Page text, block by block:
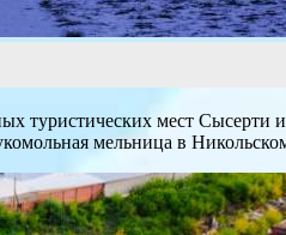
туристических мест Сысерти
мельница в